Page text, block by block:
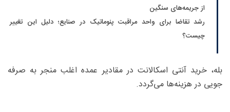
از جریمه‌های سنگین
رشد تقاضا برای واحد مراقبت پنوماتیک در صنایع؛ دلیل این تغییر
چیست؟
بله، خرید آنتی اسکالانت در مقادیر عمده اغلب منجر به صرفه
جویی در هزینه‌ها می‌گردد.